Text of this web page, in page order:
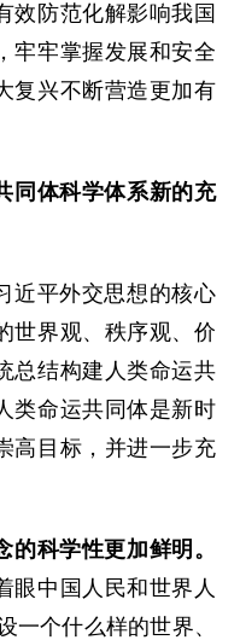
效防范化解影响我国
牢牢掌握发展和安全
复兴不断营造更加有
同体科学体系新的充
近平外交思想的核心
世界观、秩序观、价
总结构建人类命运共
类命运共同体是新时
高目标，并进一步充
科学性更加鲜明。
眼中国人民和世界人
一个什么样的世界、